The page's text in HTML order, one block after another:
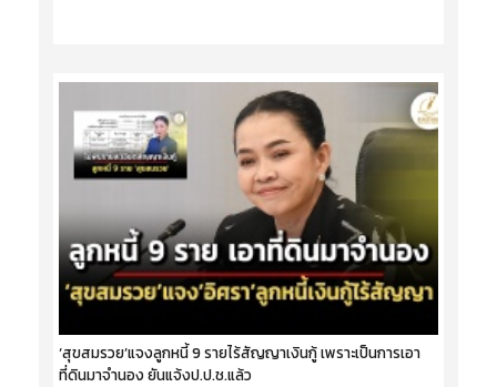
‘สุขสมรวย’แจงลูกหนี้ 9 รายไร้สัญญาเงินกู้ เพราะเป็นการเอา
ที่ดินมาจำนอง ยันแจ้งป.ป.ช.แล้ว